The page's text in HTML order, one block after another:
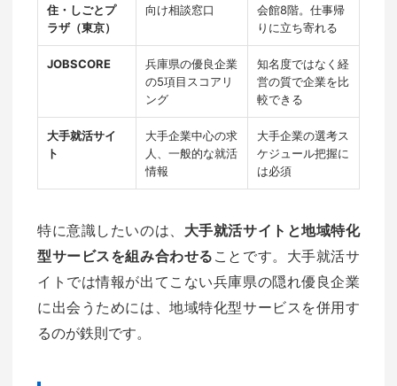
住・しごとプ
ラザ（東京）
向け相談窓口
会館8階。仕事帰
りに立ち寄れる
JOBSCORE
兵庫県の優良企業
の5項目スコアリ
ング
知名度ではなく経
営の質で企業を比
較できる
大手就活サイ
ト
大手企業中心の求
人、一般的な就活
情報
大手企業の選考ス
ケジュール把握に
は必須
特に意識したいのは、 大手就活サイトと地域特化
型サービスを組み合わせる ことです。大手就活サ
イトでは情報が出てこない兵庫県の隠れ優良企業
に出会うためには、地域特化型サービスを併用す
るのが鉄則です。